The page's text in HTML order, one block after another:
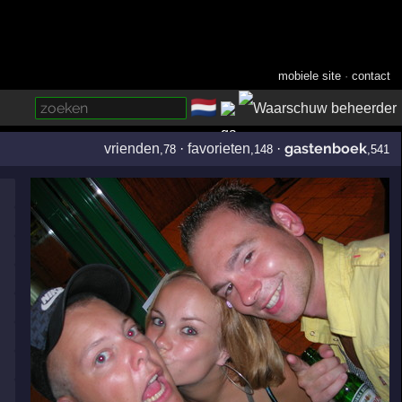
mobiele site ·contact
🇳🇱
vrienden ,78 ·favorieten ,148 ·gastenboek ,541